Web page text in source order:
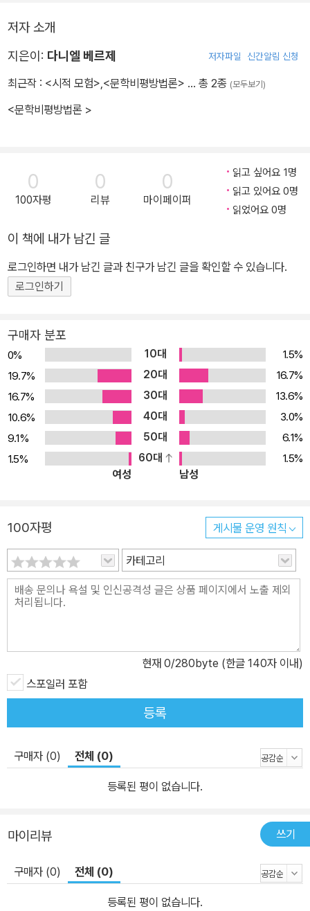
저자 소개
지은이: 다니엘 베르제 저자파일 신간알림 신청
최근작 : <시적 모험>,<문학비평방법론> … 총 2종 (모두보기)
<문학비평방법론 >
0
100자평
0
리뷰
0
마이페이퍼
읽고 싶어요 1명
읽고 있어요 0명
읽었어요 0명
이 책에 내가 남긴 글
로그인하면 내가 남긴 글과 친구가 남긴 글을 확인할 수 있습니다.
로그인하기
구매자 분포
0% 10대
1.5%
19.7%
20대
16.7%
16.7%
30대
13.6%
10.6%
40대
3.0%
9.1%
50대
6.1%
1.5%
60대
1.5%
여성
남성
100자평 게시물 운영 원칙
카테고리
현재 0/280byte (한글 140자 이내)
스포일러 포함
등록
구매자 (0) 전체 (0)
등록된 평이 없습니다.
마이리뷰 쓰기
구매자 (0) 전체 (0)
등록된 평이 없습니다.